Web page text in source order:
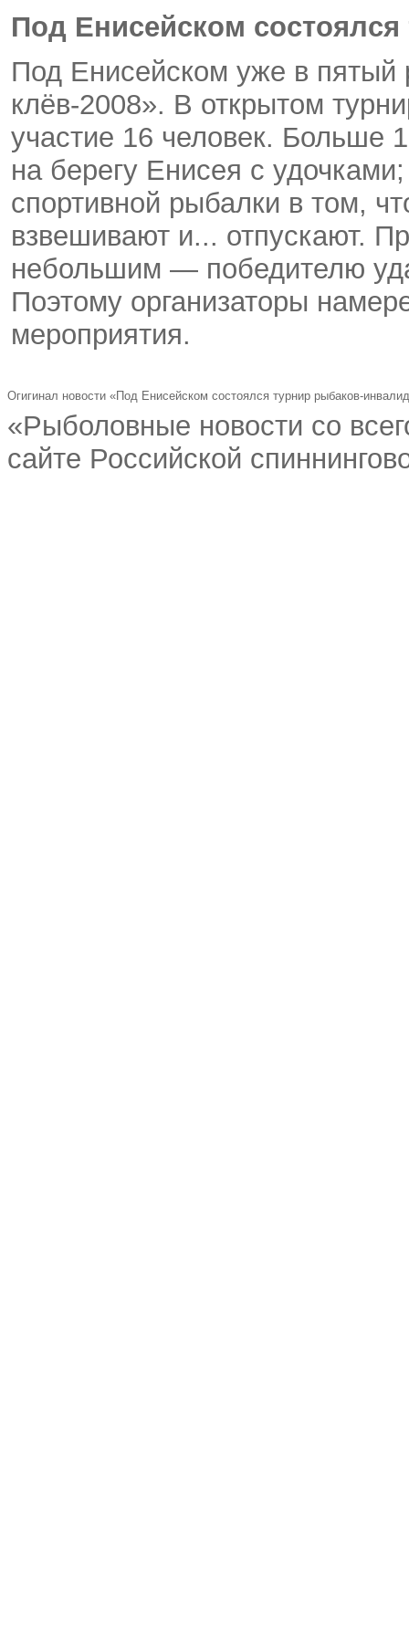
Под Енисейском
Под Енисейском уже в
клёв-2008». В открытом
участие 16 человек. Больше
на берегу Енисея с
спортивной рыбалки в том,
взвешивают и... отпускают.
небольшим — победителю
Поэтому организаторы
мероприятия.
Огигинал новости «Под Енисейском состоялся турнир рыбаков-
«Рыболовные новости со
сайте Российской